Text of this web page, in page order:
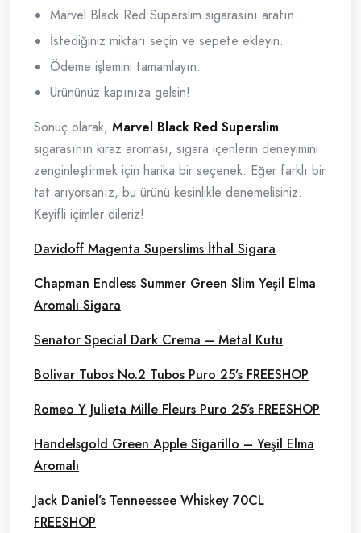
Marvel Black Red Superslim sigarasını aratın.
İstediğiniz miktarı seçin ve sepete ekleyin.
Ödeme işlemini tamamlayın.
Ürününüz kapınıza gelsin!
Sonuç olarak, Marvel Black Red Superslim
sigarasının kiraz aroması, sigara içenlerin deneyimini
zenginleştirmek için harika bir seçenek. Eğer farklı bir
tat arıyorsanız, bu ürünü kesinlikle denemelisiniz.
Keyifli içimler dileriz!
Davidoff Magenta Superslims İthal Sigara
Chapman Endless Summer Green Slim Yeşil Elma
Aromalı Sigara
Senator Special Dark Crema – Metal Kutu
Bolivar Tubos No.2 Tubos Puro 25’s FREESHOP
Romeo Y Julieta Mille Fleurs Puro 25’s FREESHOP
Handelsgold Green Apple Sigarillo – Yeşil Elma
Aromalı
Jack Daniel’s Tenneessee Whiskey 70CL
FREESHOP